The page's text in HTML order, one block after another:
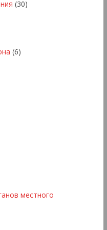
(30)
(6)
местного